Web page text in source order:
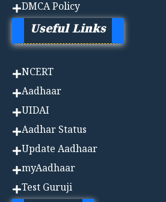
DMCA Policy
Useful Links
NCERT
Aadhaar
UIDAI
Aadhar Status
Update Aadhaar
myAadhaar
Test Guruji